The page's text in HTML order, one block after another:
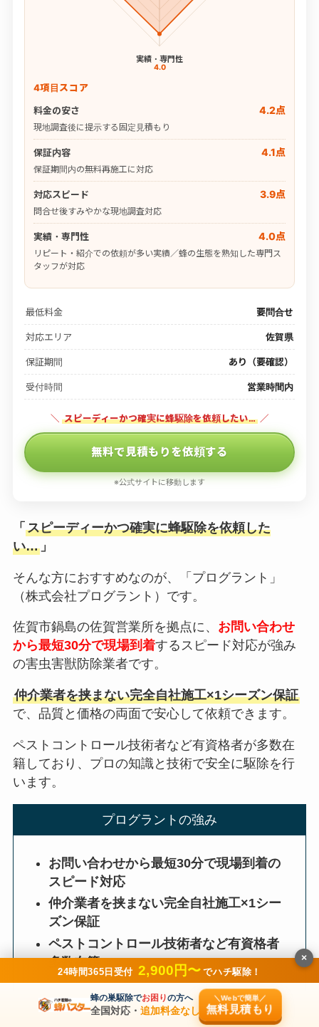
実績・専門性
4.0
4項目スコア
料金の安さ
4.2点
現地調査後に提示する固定見積もり
保証内容 4.1点
保証期間内の無料再施工に対応
対応スピード 3.9点
問合せ後すみやかな現地調査対応
実績・専門性 4.0点
リピート・紹介での依頼が多い実績／蜂の生態を熟知した専門ス
タッフが対応
最低料金 要問合せ
対応エリア 佐賀県
保証期間 あり（要確認）
受付時間 営業時間内
＼ スピーディーかつ確実に蜂駆除を依頼したい… ／
無料で見積もりを依頼する
※公式サイトに移動します
「 スピーディーかつ確実に蜂駆除を依頼した
い…」
そんな方におすすめなのが、「プログラント」
（株式会社プログラント）です。
佐賀市鍋島の佐賀営業所を拠点に、 お問い合わせ
から最短30分で現場到着するスピード対応が強み
の害虫害獣防除業者です。
仲介業者を挟まない完全自社施工×1シーズン保証
で、品質と価格の両面で安心して依頼できます。
ペストコントロール技術者など有資格者が多数在
籍しており、プロの知識と技術で安全に駆除を行
います。
プログラントの強み
お問い合わせから最短30分で現場到着の
スピード対応
仲介業者を挟まない完全自社施工×1シー
ズン保証
ペストコントロール技術者など有資格者
多数在籍
24時間365日受付 2,900円〜 でハチ駆除！
蜂の巣駆除でお困りの方へ
全国対応・追加料金なし
＼Webで簡単／
無料見積もり
×